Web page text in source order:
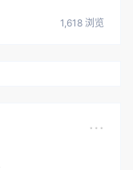
1,618 浏览